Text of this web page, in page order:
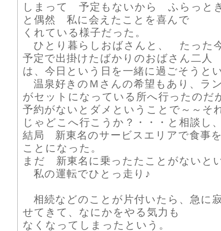
しまって 予定もないから ふらっと
と偶然 私に会えたことを喜んで
くれている様子だった。
ひとり暮らしおばさんと、 たった
予定で出掛けたばかりのおばさん二人
は、今日という日を一緒に過ごそうと
温泉好きのＭさんの希望もあり、ラ
がセットになっている所へ行ったのだ
予約がないとダメということで～～
じゃどこへ行こうか？・・・と相談し
結局 新東名のサービスエリアで食事
ことになった。
まだ 新東名に乗ったたことがないと
私の運転でひとっ走り♪
相続などのことが片付いたら、急に
せてきて、なにかをやる気力も
なくなってしまったという。